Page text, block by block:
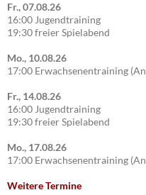
Fr., 07.08.26
16:00 Jugendtraining
19:30 freier Spielabend
Mo., 10.08.26
17:00 Erwachsenentraining
Fr., 14.08.26
16:00 Jugendtraining
19:30 freier Spielabend
Mo., 17.08.26
17:00 Erwachsenentraining
Weitere Termine